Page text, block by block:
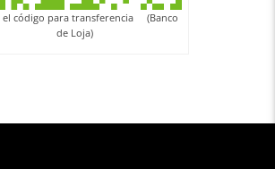
el código para transferencia (Banco
de Loja)